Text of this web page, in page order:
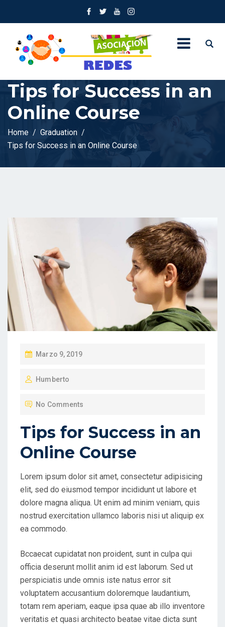
Tips for Success in an
Online Course
Home
Graduation
Tips for Success in an Online Course
P
S
D
O
N
Marzo 9, 2019
Humberto
No Comments
Tips for Success in an
Online Course
Lorem ipsum dolor sit amet, consectetur adipisicing
elit, sed do eiusmod tempor incididunt ut labore et
dolore magna aliqua. Ut enim ad minim veniam, quis
nostrud exercitation ullamco laboris nisi ut aliquip ex
ea commodo.
Bccaecat cupidatat non proident, sunt in culpa qui
officia deserunt mollit anim id est laborum. Sed ut
perspiciatis unde omnis iste natus error sit
voluptatem accusantium doloremque laudantium,
totam rem aperiam, eaque ipsa quae ab illo inventore
veritatis et quasi architecto beatae vitae dicta sunt